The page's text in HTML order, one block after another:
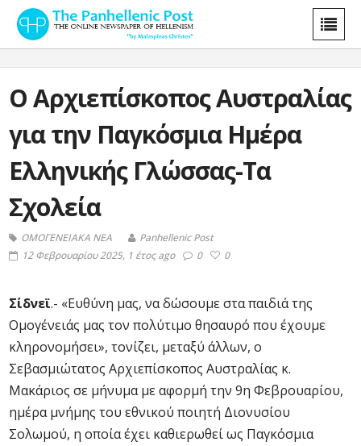
Ο Αρχιεπίσκοπος Αυστραλίας
για την Παγκόσμια Ημέρα
Ελληνικής Γλώσσας-Τα
Σχολεία
ΟΜΟΓΕΝΕΙΑΚΑ ΝΕΑ
Panhellenic Post
12 Φεβρουαρίου 2025, 1 έτος ago
0 0
Σίδνεϊ.- «Ευθύνη μας, να δώσουμε στα παιδιά της
Ομογένειάς μας τον πολύτιμο θησαυρό που έχουμε
κληρονομήσει», τονίζει, μεταξύ άλλων, ο
Σεβασμιώτατος Αρχιεπίσκοπος Αυστραλίας κ.
Μακάριος σε μήνυμα με αφορμή την 9η Φεβρουαρίου,
ημέρα μνήμης του εθνικού ποιητή Διονυσίου
Σολωμού, η οποία έχει καθιερωθεί ως Παγκόσμια